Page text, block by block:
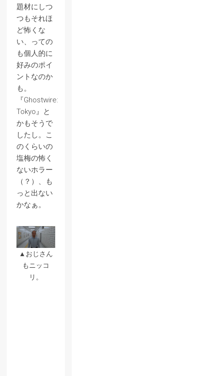
題材にしつ
つもそれほ
ど怖くな
い、っての
も個人的に
好みのポイ
ントなのか
も。
『Ghostwire:
Tokyo』と
かもそうで
したし。こ
のくらいの
塩梅の怖く
ないホラー
（？）、も
っと出ない
かなぁ。
▲おじさん
もニッコ
リ。